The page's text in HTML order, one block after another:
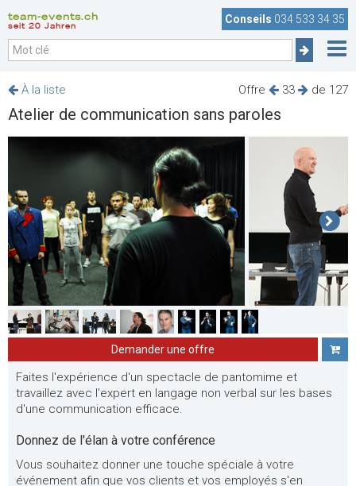
team-events.ch
seit 20 Jahren
Conseils 034 533 34 35
Offre 33 de 127
À la liste
Atelier de communication sans paroles
Demander une offre
Faites l'expérience d'un spectacle de pantomime et
travaillez avec l'expert en langage non verbal sur les bases
d'une communication efficace.
Donnez de l'élan à votre conférence
Vous souhaitez donner une touche spéciale à votre
événement afin que vos clients et vos employés s'en